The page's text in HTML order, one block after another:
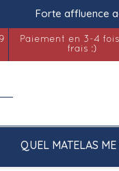
Forte affluence
Paiement en 3-4
frais :)
QUEL MATELAS